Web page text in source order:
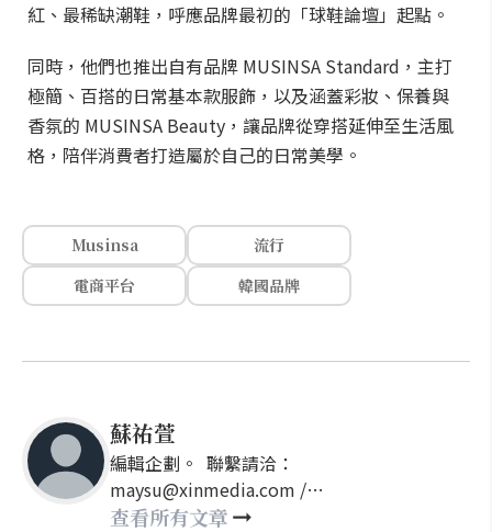
紅、最稀缺潮鞋，呼應品牌最初的「球鞋論壇」起點。
同時，他們也推出自有品牌 MUSINSA Standard，主打
極簡、百搭的日常基本款服飾，以及涵蓋彩妝、保養與
香氛的 MUSINSA Beauty，讓品牌從穿搭延伸至生活風
格，陪伴消費者打造屬於自己的日常美學。
Musinsa
流行
電商平台
韓國品牌
蘇祐萱
編輯企劃。 聯繫請洽：
maysu@xinmedia.com /
may860527@gmail.com
查看所有文章